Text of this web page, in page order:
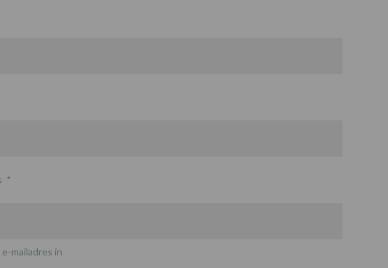
*
mailadres in